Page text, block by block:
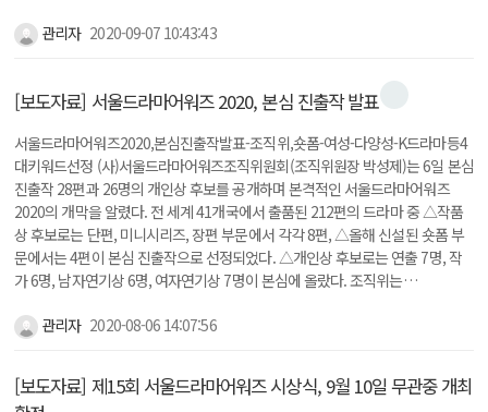
관리자 2020-09-07 10:43:43
[보도자료] 서울드라마어워즈 2020, 본심 진출작 발표
서울드라마어워즈2020,본심진출작발표-조직위,숏폼-여성-다양성-K드라마등4
대키워드선정 (사)서울드라마어워즈조직위원회(조직위원장 박성제)는 6일 본심
진출작 28편과 26명의 개인상 후보를 공개하며 본격적인 서울드라마어워즈
2020의 개막을 알렸다. 전 세계 41개국에서 출품된 212편의 드라마 중 △작품
상 후보로는 단편, 미니시리즈, 장편 부문에서 각각 8편, △올해 신설된 숏폼 부
문에서는 4편이 본심 진출작으로 선정되었다. △개인상 후보로는 연출 7명, 작
가 6명, 남자연기상 6명, 여자연기상 7명이 본심에 올랐다. 조직위는…
관리자 2020-08-06 14:07:56
[보도자료] 제15회 서울드라마어워즈 시상식, 9월 10일 무관중 개최